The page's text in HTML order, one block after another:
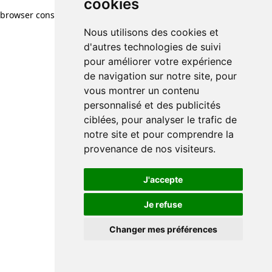
cookies
Nous utilisons des cookies et
d'autres technologies de suivi
pour améliorer votre expérience
de navigation sur notre site, pour
vous montrer un contenu
personnalisé et des publicités
ciblées, pour analyser le trafic de
notre site et pour comprendre la
provenance de nos visiteurs.
J'accepte
Je refuse
Changer mes préférences
browser console for more information)